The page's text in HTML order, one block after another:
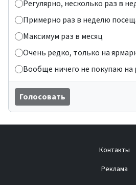
Регулярно, несколько раз в
Примерно раз в неделю
Максимум раз в месяц
Очень редко, только на
Вообще ничего не покупаю на
Голосовать
Контакты
Реклама